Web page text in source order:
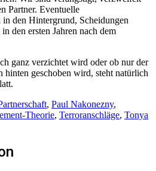
Partner. Eventuelle
den Hintergrund, Scheidungen
den ersten Jahren nach dem
ganz verzichtet wird oder ob nur der
hinten geschoben wird, steht natürlich
, Paul Nakonezny,
Theorie, Terroranschläge, Tonya